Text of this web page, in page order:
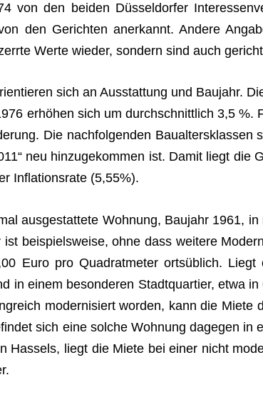
von den bei­den Düs­sel­dor­fer
den Gerich­ten aner­kannt. Andere
Werte wie­der, son­dern sind auch
sich an Aus­stat­tung und Bau­jahr.
erhö­hen sich um durch­schnitt­lich 3,5 %.
Die nach­fol­gen­den
neu hin­zu­ge­kom­men ist. Damit liegt die
Infla­ti­ons­rate (5,55%).
aus­ge­stat­tete Woh­nung, Bau­jahr 1961,
ist bei­spiels­weise, ohne dass wei­tere
Euro pro Qua­drat­me­ter orts­üb­lich.
in einem beson­de­ren Stadt­quar­tier, etwa
moder­ni­siert wor­den, kann die Miete
sich eine sol­che Woh­nung dage­gen
Has­sels, liegt die Miete bei einer nicht